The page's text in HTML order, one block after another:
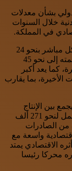
بشأن معدلات
خلال السنوات
في المملكة.
وأشار إلى أن القطاع الصناعي يسهم اليوم بشكل مباشر بنحو 24
بالمئة من الناتج المحلي الإجمالي، وترتفع مساهمته إلى نحو 45
كما يعد أكبر
بما يقارب
بين الإنتاج
والتصدير والتشغيل والاستثمار، إذ يوفر فرص عمل لنحو 271 ألف
على أكثر من 95 بالمئة من الصادرات
واسعة مع
الاقتصادي يمتد
محركا رئيسا